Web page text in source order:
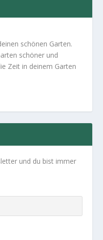
schönen Garten.
schöner und
Zeit in deinem Garten
und du bist immer